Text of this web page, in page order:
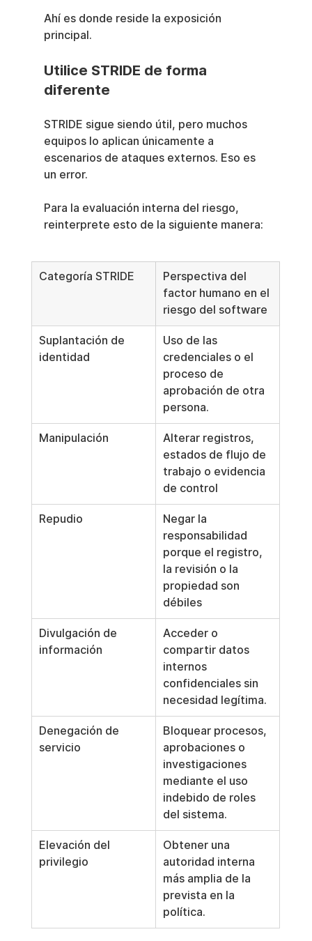
Ahí es donde reside la exposición
principal.
Utilice STRIDE de forma
diferente
STRIDE sigue siendo útil, pero muchos
equipos lo aplican únicamente a
escenarios de ataques externos. Eso es
un error.
Para la evaluación interna del riesgo,
reinterprete esto de la siguiente manera:
Categoría STRIDE
Perspectiva del
factor humano en el
riesgo del software
Suplantación de
identidad
Uso de las
credenciales o el
proceso de
aprobación de otra
persona.
Manipulación
Alterar registros,
estados de flujo de
trabajo o evidencia
de control
Repudio
Negar la
responsabilidad
porque el registro,
la revisión o la
propiedad son
débiles
Divulgación de
información
Acceder o
compartir datos
internos
confidenciales sin
necesidad legítima.
Denegación de
servicio
Bloquear procesos,
aprobaciones o
investigaciones
mediante el uso
indebido de roles
del sistema.
Elevación del
privilegio
Obtener una
autoridad interna
más amplia de la
prevista en la
política.